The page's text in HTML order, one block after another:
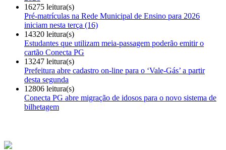
16275 leitura(s)
Pré-matrículas na Rede Municipal de Ensino para 2026
iniciam nesta terça (16)
14320 leitura(s)
Estudantes que utilizam meia-passagem poderão emitir o
cartão Conecta PG
13247 leitura(s)
Prefeitura abre cadastro on-line para o ‘Vale-Gás’ a partir
desta segunda
12806 leitura(s)
Conecta PG abre migração de idosos para o novo sistema de
bilhetagem